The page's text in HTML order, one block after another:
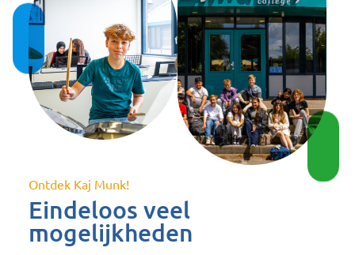
Ontdek Kaj Munk!
Eindeloos veel
mogelijkheden